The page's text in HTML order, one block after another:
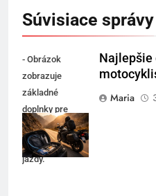
Súvisiace správy
- Obrázok
zobrazuje
základné
doplnky pre
pohodlné a
bezpečné dlhé
jazdy.
Najlepšie
Maria